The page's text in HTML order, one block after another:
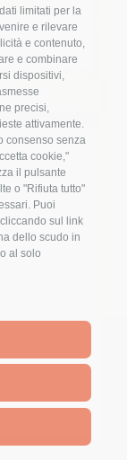
limitati per la
e rilevare
e contenuto,
e combinare
dispositivi,
precisi,
attivamente.
consenso senza
cookie,"
il pulsante
o "Rifiuta tutto"
Puoi
sul link
dello scudo in
al solo
2026
e
- Sede
(PV)
di